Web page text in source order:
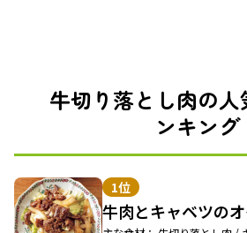
牛切り落とし肉の人
ンキング
1位
牛肉とキャベツの